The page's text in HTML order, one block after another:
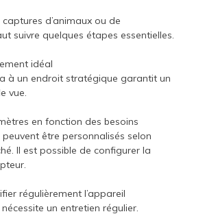
d’animaux ou de
suivre quelques étapes essentielles.
idéal
à un endroit stratégique garantit un
vue.
en fonction des besoins
être personnalisés selon
Il est possible de configurer la
régulièrement l’appareil
un entretien régulier.